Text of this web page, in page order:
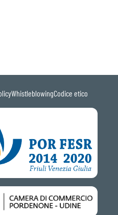
WhistleblowingCodice etico